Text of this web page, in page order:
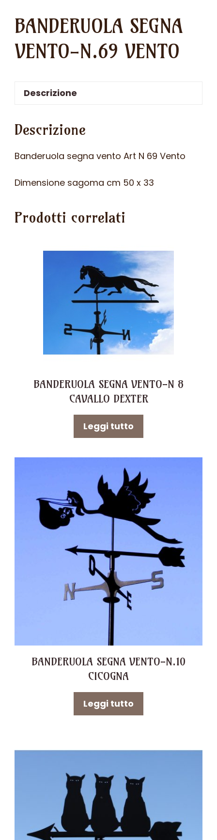
BANDERUOLA SEGNA
VENTO-N.69 VENTO
Descrizione
Descrizione
Banderuola segna vento Art N 69 Vento
Dimensione sagoma cm 50 x 33
Prodotti correlati
BANDERUOLA SEGNA VENTO-N 8
CAVALLO DEXTER
Leggi tutto
BANDERUOLA SEGNA VENTO-N.10
CICOGNA
Leggi tutto